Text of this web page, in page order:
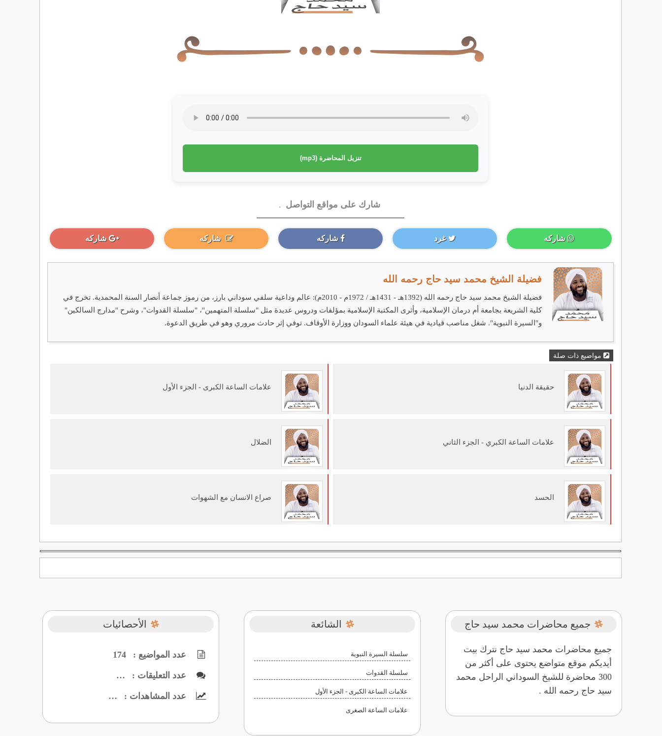
تنزيل المحاضرة (mp3)
شارك على مواقع التواصل .
شاركه غرد شاركه شاركه شاركه
فضيلة الشيخ محمد سيد حاج رحمه الله
فضيلة الشيخ محمد سيد حاج رحمه الله (1392هـ - 1431هـ / 1972م - 2010م): عالم وداعية سلفي سوداني بارز، من رموز جماعة أنصار السنة المحمدية. تخرج في
كلية الشريعة بجامعة أم درمان الإسلامية، وأثرى المكتبة الإسلامية بمؤلفات ودروس عديدة مثل "سلسلة المتهمين"، "سلسلة القدوات"، وشرح "مدارج السالكين"
و"السيرة النبوية". شغل مناصب قيادية في هيئة علماء السودان ووزارة الأوقاف. توفي إثر حادث مروري وهو في طريق الدعوة.
مواضيع ذات صلة
حقيقة الدنيا علامات الساعة الكبرى - الجزء الأول
علامات الساعة الكبري - الجزء الثاني الضلال
الحسد صراع الانسان مع الشهوات
جميع محاضرات محمد سيد حاج
جميع محاضرات محمد سيد حاج نترك بيت
أيديكم موقع متواضع يحتوى على أكثر من
300 محاضرة للشيخ السوداني الراحل محمد
سيد حاج رحمه الله .
الشائعة
سلسلة السيرة النبوية
سلسلة القدوات
علامات الساعة الكبرى - الجزء الأول
علامات الساعة الصغرى
الأحصائيات
عدد المواضيع : 174
عدد التعليقات : …
عدد المشاهدات : …